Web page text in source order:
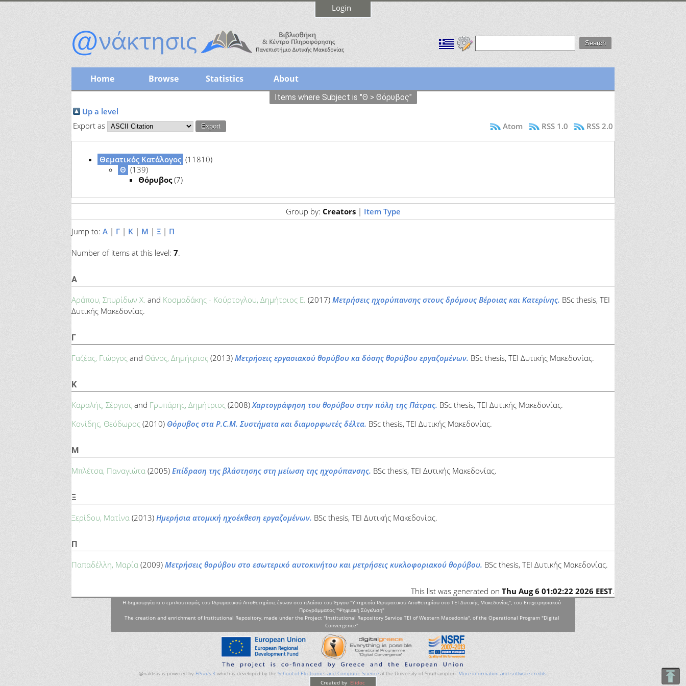
Login
Home Browse Statistics About
Items where Subject is "Θ > Θόρυβος"
Up a level
Export as
Atom RSS 1.0 RSS 2.0
Θεματικός Κατάλογος (11810)
Θ (139)
Θόρυβος(7)
Group by: Creators| Item Type
Jump to: Α | Γ | Κ | Μ | Ξ | Π
Number of items at this level: 7.
Α
Αράπου, Σπυρίδων Χ. and Κοσμαδάκης - Κούρτογλου, Δημήτριος Ε. (2017) Μετρήσεις ηχορύπανσης στους δρόμους Βέροιας και Κατερίνης. BSc thesis, ΤΕΙ
Δυτικής Μακεδονίας.
Γ
Γαζέας, Γιώργος and Θάνος, Δημήτριος (2013) Μετρήσεις εργασιακού θορύβου κα δόσης θορύβου εργαζομένων. BSc thesis, ΤΕΙ Δυτικής Μακεδονίας.
Κ
Καραλής, Σέργιος and Γρυπάρης, Δημήτριος (2008)Χαρτογράφηση του θορύβου στην πόλη της Πάτρας. BSc thesis, ΤΕΙ Δυτικής Μακεδονίας.
Κονίδης, Θεόδωρος (2010) Θόρυβος στα P.C.M. Συστήματα και διαμορφωτές δέλτα. BSc thesis, ΤΕΙ Δυτικής Μακεδονίας.
Μ
Μπλέτσα, Παναγιώτα (2005) Επίδραση της βλάστησης στη μείωση της ηχορύπανσης. BSc thesis, ΤΕΙ Δυτικής Μακεδονίας.
Ξ
Ξερίδου, Ματίνα (2013) Ημερήσια ατομική ηχοέκθεση εργαζομένων. BSc thesis, ΤΕΙ Δυτικής Μακεδονίας.
Π
Παπαδέλλη, Μαρία (2009) Μετρήσεις θορύβου στο εσωτερικό αυτοκινήτου και μετρήσεις κυκλοφοριακού θορύβου. BSc thesis, ΤΕΙ Δυτικής Μακεδονίας.
This list was generated on Thu Aug 6 01:02:22 2026 EEST.
Η δημιουργία κι ο εμπλουτισμός του Ιδρυματικού Αποθετηρίου, έγιναν στο πλαίσιο του Έργου "Υπηρεσία Ιδρυματικού Αποθετηρίου στο ΤΕΙ Δυτικής Μακεδονίας", του Επιχειρησιακού
Προγράμματος "Ψηφιακή Σύγκλιση"
The creation and enrichment of Institutional Repository, made under the Project "Institutional Repository Service TEI of Western Macedonia", of the Operational Program "Digital
Convergence"
@naktisis is powered by EPrints 3 which is developed by the School of Electronics and Computer Scienceat the University of Southampton. More information and software credits.
Created by Elidoc